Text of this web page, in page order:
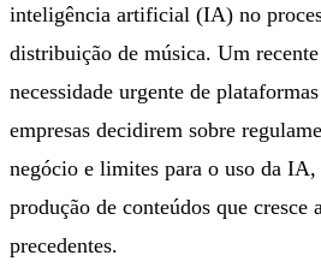
inteligência artificial (IA) no
distribuição de música. Um
necessidade urgente de
empresas decidirem sobre
negócio e limites para o uso da
produção de conteúdos que cresce
precedentes.